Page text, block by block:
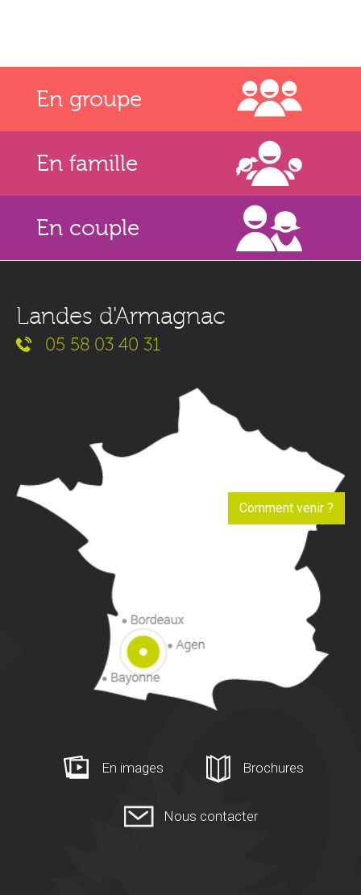
En groupe
En famille
En couple
Landes d'Armagnac
05 58 03 40 31
Comment venir ?
En images Brochures
Nous contacter